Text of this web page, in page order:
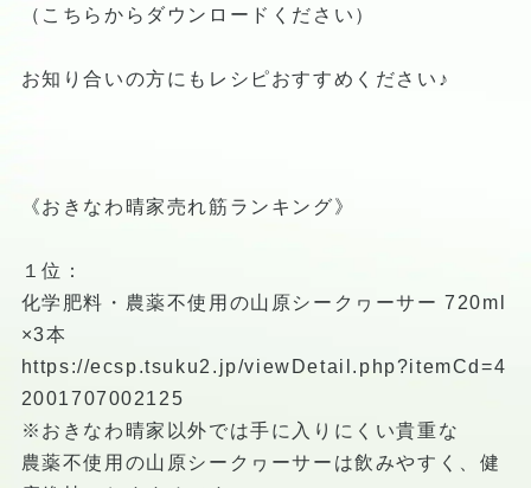
（こちらからダウンロードください）
お知り合いの方にもレシピおすすめください♪
《おきなわ晴家売れ筋ランキング》
１位：
化学肥料・農薬不使用の山原シークヮーサー 720ml
×3本
https://ecsp.tsuku2.jp/viewDetail.php?itemCd=4
2001707002125
※おきなわ晴家以外では手に入りにくい貴重な
農薬不使用の山原シークヮーサーは飲みやすく、健